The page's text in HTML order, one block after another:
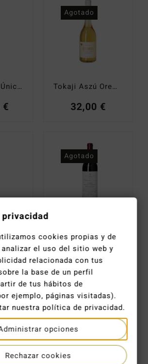
Vega Sicilia Único Reserva Especial (2010, 2011 y 2012)
€
Agotado
Tokaji Aszú Oremus 3 Puttonyos 2015
32,00 €
€
Agotado
510,00€
Agotado
cookies propias y de
el uso del sitio web y
relacionada con tus
la base de un perfil
de tus hábitos de
ejemplo, páginas visitadas).
nuestra política de privacidad.
opciones
Rechazar cookies